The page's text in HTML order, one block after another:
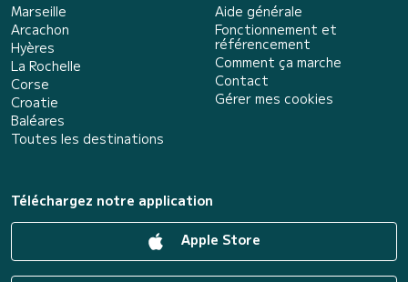
Marseille
Arcachon
Hyères
La Rochelle
Corse
Croatie
Baléares
Toutes les destinations
Aide générale
Fonctionnement et
référencement
Comment ça marche
Contact
Gérer mes cookies
Téléchargez notre application
Apple Store